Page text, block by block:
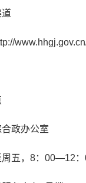
道
www.hhgj.gov.cn/
政办公室
五，8：00—12